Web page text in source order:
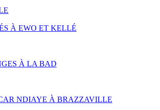
À EWO ET KELLÉ
À LA BAD
NDIAYE À BRAZZAVILLE